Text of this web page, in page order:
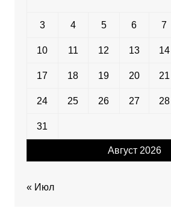
Август 2026
3 4 5 6 7
10 11 12 13 14
17 18 19 20 21
24 25 26 27 28
31
« Июл